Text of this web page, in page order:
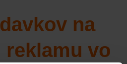
na
vo